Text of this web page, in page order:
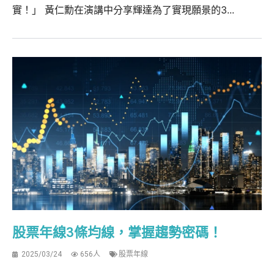
實！」 黃仁勳在演講中分享輝達為了實現願景的3...
股票年線3條均線，掌握趨勢密碼！
2025/03/24 656人 股票年線